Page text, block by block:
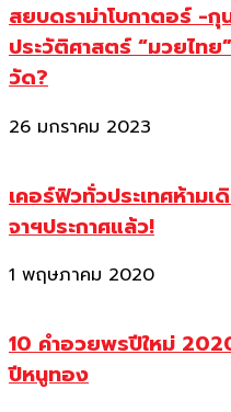
สยบดราม่าโบกาตอร์ -
ประวัติศาสตร์ “มวยไท
วัด?
26 มกราคม 2023
เคอร์ฟิวทั่วประเทศห้าม
จาฯประกาศแล้ว!
1 พฤษภาคม 2020
10 คำอวยพรปีใหม่
ปีหนูทอง